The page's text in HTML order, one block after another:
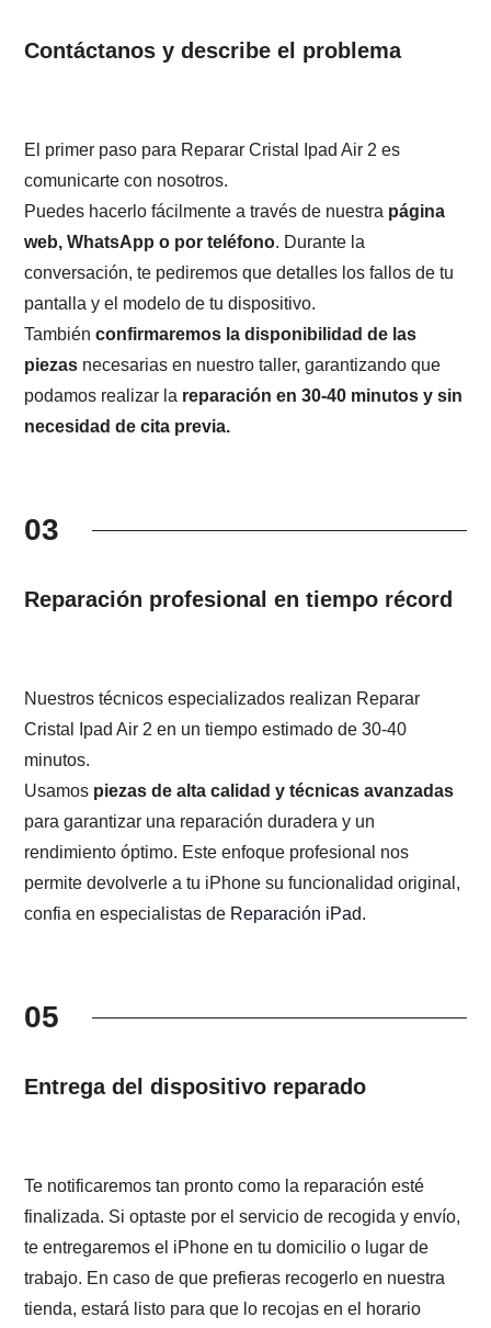
Contáctanos y describe el problema
El primer paso para Reparar Cristal Ipad Air 2 es
comunicarte con nosotros.
Puedes hacerlo fácilmente a través de nuestra página
web, WhatsApp o por teléfono. Durante la
conversación, te pediremos que detalles los fallos de tu
pantalla y el modelo de tu dispositivo.
Tambiénconfirmaremos la disponibilidad de las
piezas necesarias en nuestro taller, garantizando que
podamos realizar la reparación en 30-40 minutos y sin
necesidad de cita previa.
03
Reparación profesional en tiempo récord
Nuestros técnicos especializados realizan Reparar
Cristal Ipad Air 2 en un tiempo estimado de 30-40
minutos.
Usamos piezas de alta calidad y técnicas avanzadas
para garantizar una reparación duradera y un
rendimiento óptimo. Este enfoque profesional nos
permite devolverle a tu iPhone su funcionalidad original,
confia en especialistas de Reparación iPad.
05
Entrega del dispositivo reparado
Te notificaremos tan pronto como la reparación esté
finalizada. Si optaste por el servicio de recogida y envío,
te entregaremos el iPhone en tu domicilio o lugar de
trabajo. En caso de que prefieras recogerlo en nuestra
tienda, estará listo para que lo recojas en el horario